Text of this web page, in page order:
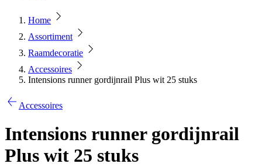
Home
Assortiment
Raamdecoratie
Accessoires
Intensions runner gordijnrail Plus wit 25 stuks
Accessoires
Intensions runner gordijnrail
Plus wit 25 stuks